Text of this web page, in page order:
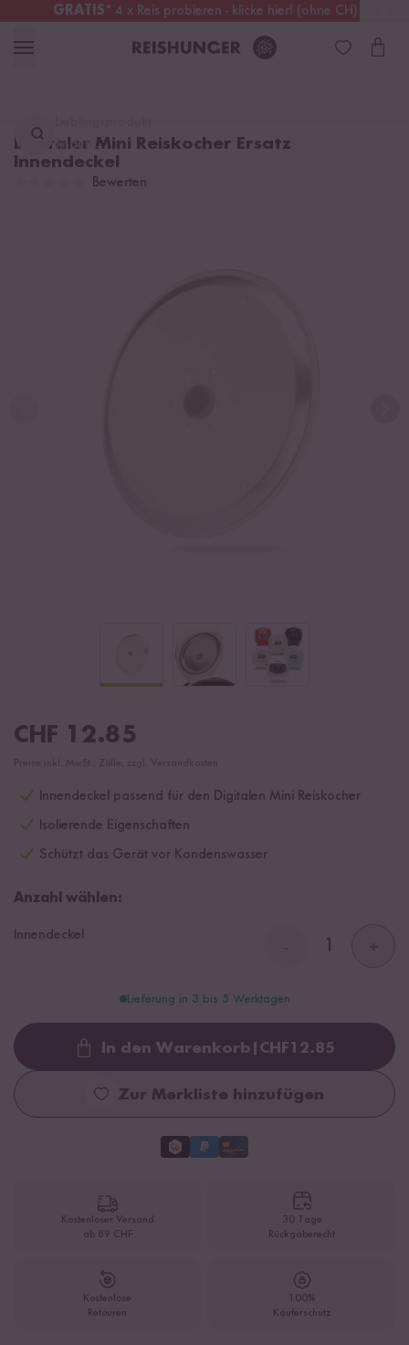
GRATIS* 4 x Reis probieren - klicke hier! (ohne CH)
Schweiz Alle Zölle & Steuern inklusive
finden ...
Digitaler Mini Reiskocher Ersatz
Innendeckel
Bewerten
CHF 12.85
Innendeckel passend für den Digitalen Mini Reiskocher
Isolierende Eigenschaften
Schützt das Gerät vor Kondenswasser
Anzahl wählen:
Innendeckel
Lieferung in 3 bis 5 Werktagen
Loading...
In den Warenkorb CHF12.85
Zur Merkliste hinzufügen
Kostenloser Versand
ab 89 CHF
30 Tage
Rückgaberecht
Kostenlose
Retouren
100%
Käuferschutz